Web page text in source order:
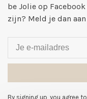
be Jolie op
zijn? Meld je dan
By signing up, you agree